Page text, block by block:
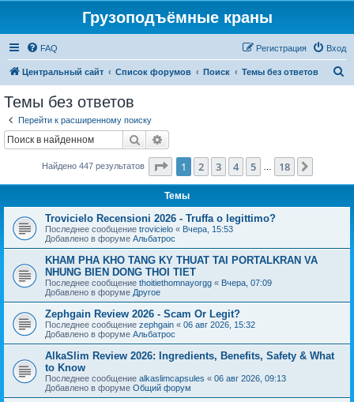
Грузоподъёмные краны
FAQ Вход
Регистрация
Центральный сайт Список форумов Поиск Темы без ответов
Темы без ответов
Перейти к расширенному поиску
Поиск
Найдено 447 результатов Страница из 18
1 2 3 4 5 18
Темы
Trovicielo Recensioni 2026 - Truffa o legittimo?
Последнее сообщение trovicielo « Вчера, 15:53
Добавлено в форуме Альбатрос
KHAM PHA KHO TANG KY THUAT TAI PORTALKRAN VA
NHUNG BIEN DONG THOI TIET
Последнее сообщение thoitiethomnayorgg « Вчера, 07:09
Добавлено в форуме Другое
Zephgain Review 2026 - Scam Or Legit?
Последнее сообщение zephgain « 06 авг 2026, 15:32
Добавлено в форуме Альбатрос
AlkaSlim Review 2026: Ingredients, Benefits, Safety & What
to Know
Последнее сообщение alkaslimcapsules « 06 авг 2026, 09:13
Добавлено в форуме Общий форум